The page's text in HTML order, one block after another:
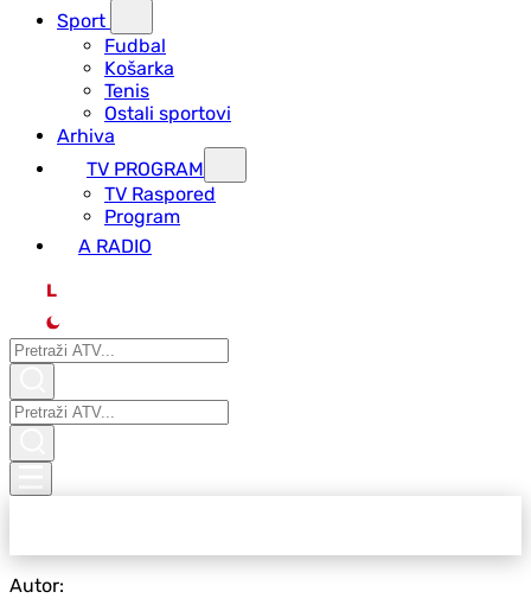
Sport
Fudbal
Košarka
Tenis
Ostali sportovi
Arhiva
TV PROGRAM
ТV Raspored
Program
A RADIO
L
Autor: